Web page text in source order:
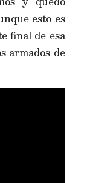
esto es
final de esa
armados de